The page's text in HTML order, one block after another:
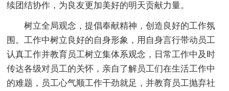
续团结协作，为良友更加美好的明天贡献力量。
树立全局观念，提倡奉献精神，创造良好的工作氛
围。工作中树立良好的自身形象，用自身言行带动员工
认真工作并教育员工树立集体系观念，日常工作中及时
传达各级对员工的关怀，亲自了解员工们在生活工作中
的难题，员工心气顺工作干劲就足，并教育员工抛弃社